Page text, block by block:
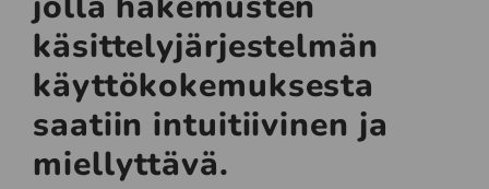
käsittelyjärjestelmän
käyttökokemuksesta
saatiin intuitiivinen ja
miellyttävä.